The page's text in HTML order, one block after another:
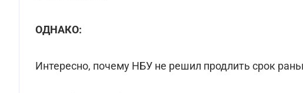
ОДНАКО:
Интересно, почему НБУ не решил продлить срок